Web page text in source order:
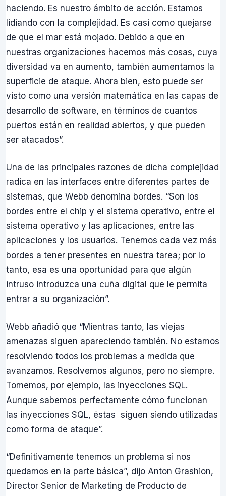
haciendo. Es nuestro ámbito de acción. Estamos
lidiando con la complejidad. Es casi como quejarse
de que el mar está mojado. Debido a que en
nuestras organizaciones hacemos más cosas, cuya
diversidad va en aumento, también aumentamos la
superficie de ataque. Ahora bien, esto puede ser
visto como una versión matemática en las capas de
desarrollo de software, en términos de cuantos
puertos están en realidad abiertos, y que pueden
ser atacados”.
Una de las principales razones de dicha complejidad
radica en las interfaces entre diferentes partes de
sistemas, que Webb denomina bordes. “Son los
bordes entre el chip y el sistema operativo, entre el
sistema operativo y las aplicaciones, entre las
aplicaciones y los usuarios. Tenemos cada vez más
bordes a tener presentes en nuestra tarea; por lo
tanto, esa es una oportunidad para que algún
intruso introduzca una cuña digital que le permita
entrar a su organización”.
Webb añadió que “Mientras tanto, las viejas
amenazas siguen apareciendo también. No estamos
resolviendo todos los problemas a medida que
avanzamos. Resolvemos algunos, pero no siempre.
Tomemos, por ejemplo, las inyecciones SQL.
Aunque sabemos perfectamente cómo funcionan
las inyecciones SQL, éstas siguen siendo utilizadas
como forma de ataque”.
“Definitivamente tenemos un problema si nos
quedamos en la parte básica”, dijo Anton Grashion,
Director Senior de Marketing de Producto de